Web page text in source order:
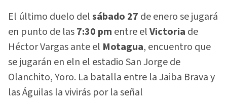
El último duelo delsábado 27 de enero se jugará
en punto de las7:30 pm entre elVictoria de
Héctor Vargas ante el Motagua, encuentro que
se jugarán en eln el estadio San Jorge de
Olanchito, Yoro. La batalla entre la Jaiba Brava y
las Águilas la vivirás por la señal